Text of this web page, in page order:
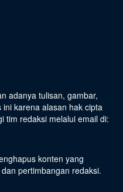
adanya tulisan, gambar,
karena alasan hak cipta
tim redaksi melalui email di:
konten yang
pertimbangan redaksi.